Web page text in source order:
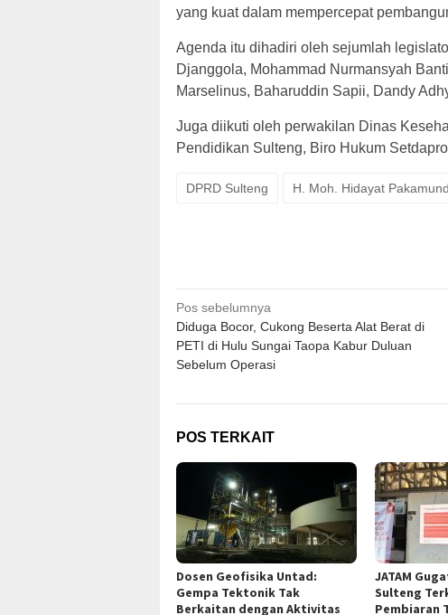
yang kuat dalam mempercepat
Agenda itu dihadiri oleh sejumlah
Djanggola, Mohammad Nurmansyah
Marselinus, Baharuddin Sapii, Dandy
Juga diikuti oleh perwakilan Dinas
Pendidikan Sulteng, Biro Hukum
DPRD Sulteng H. Moh. Hidayat
Navigasi
pos
Pos sebelumnya
Diduga Bocor, Cukong Beserta Alat Berat di
PETI di Hulu Sungai Taopa Kabur Duluan
Sebelum Operasi
POS TERKAIT
Dosen Geofisika Untad:
Gempa Tektonik Tak
Berkaitan dengan Aktivitas
JATAM
Sulteng
Pembiaran